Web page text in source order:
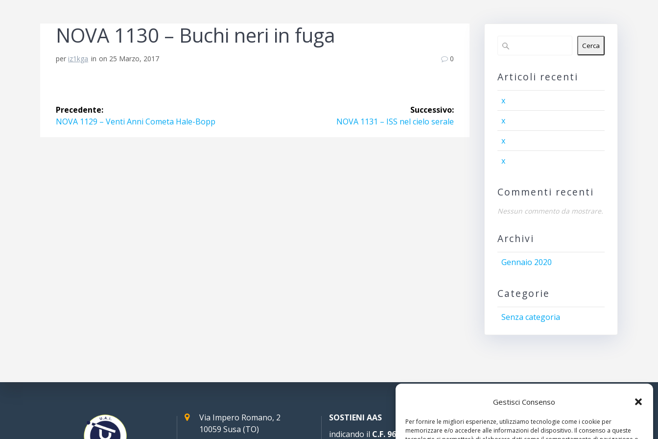
Gestisci Consenso
Per fornire le migliori esperienze, utilizziamo tecnologie come i cookie per
memorizzare e/o accedere alle informazioni del dispositivo. Il consenso a queste
NOVA 1130 – Buchi neri in fuga
per iz1kga in on 25 Marzo, 2017 0
Navigazione
articoli
Precedente:
Articolo
NOVA 1129 – Venti Anni Cometa Hale-Bopp
Successivo:
Articolo
NOVA 1131 – ISS nel cielo serale
Cerca
Articoli recenti
x
x
x
x
Commenti recenti
Nessun commento da mostrare.
Archivi
Gennaio 2020
Categorie
Senza categoria
Via Impero Romano, 2
10059 Susa (TO)
SOSTIENI AAS
indicando il C.F. 96020930010nella
© 2026 Associazione Astrofili
Segusini